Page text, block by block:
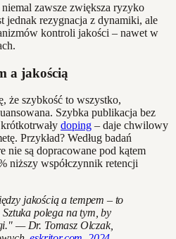
zawsze zwiększa ryzyko
jednak rezygnacja z dynamiki, ale
kontroli jakości – nawet w
a jakością
że szybkość to wszystko,
Szybka publikacja bez
doping – daje chwilowy
Przykład? Według badań
nie są dopracowane pod kątem
niższy współczynnik retencji
jakością a tempem – to
polega na tym, by
— Dr. Tomasz Olczak,